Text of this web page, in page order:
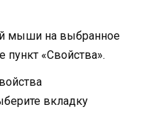
мыши на выбранное
«Свойства».
вкладку